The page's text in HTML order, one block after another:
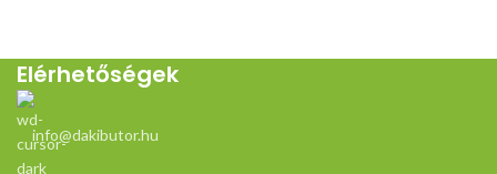
Elérhetőségek
info@dakibutor.hu